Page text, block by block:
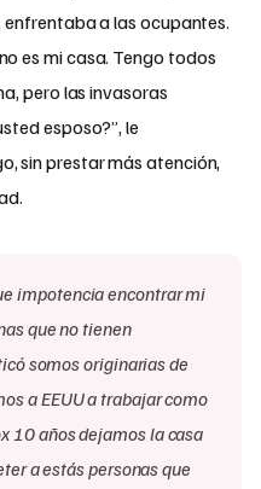
a las ocupantes.
es mi casa. Tengo todos
pero las invasoras
esposo?”, le
sin prestar más atención,
impotencia encontrar mi
que no tienen
somos originarias de
a EEUU a trabajar como
10 años dejamos la casa
a estás personas que